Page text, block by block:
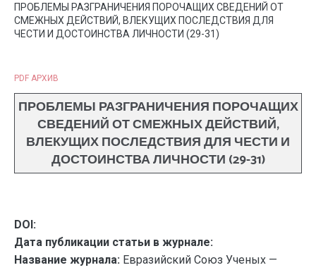
ПРОБЛЕМЫ РАЗГРАНИЧЕНИЯ ПОРОЧАЩИХ СВЕДЕНИЙ ОТ
СМЕЖНЫХ ДЕЙСТВИЙ, ВЛЕКУЩИХ ПОСЛЕДСТВИЯ ДЛЯ
ЧЕСТИ И ДОСТОИНСТВА ЛИЧНОСТИ (29-31)
PDF АРХИВ
ПРОБЛЕМЫ РАЗГРАНИЧЕНИЯ ПОРОЧАЩИХ
СВЕДЕНИЙ ОТ СМЕЖНЫХ ДЕЙСТВИЙ,
ВЛЕКУЩИХ ПОСЛЕДСТВИЯ ДЛЯ ЧЕСТИ И
ДОСТОИНСТВА ЛИЧНОСТИ (29-31)
DOI:
Дата публикации статьи в журнале:
Название журнала: Евразийский Союз Ученых —